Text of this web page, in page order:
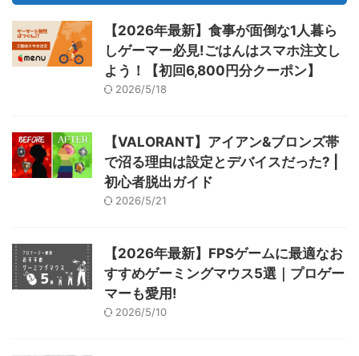
【2026年最新】食事が面倒な1人暮ら
しゲーマー必見!ごはんはスマホ注文し
よう！【初回6,800円分クーポン】
2026/5/18
【VALORANT】アイアン&ブロンズ帯
で沼る理由は設定とデバイスだった? |
初心者脱出ガイド
2026/5/21
【2026年最新】FPSゲームに最適なお
すすめゲーミングマウス5選｜プロゲー
マーも愛用!
2026/5/10